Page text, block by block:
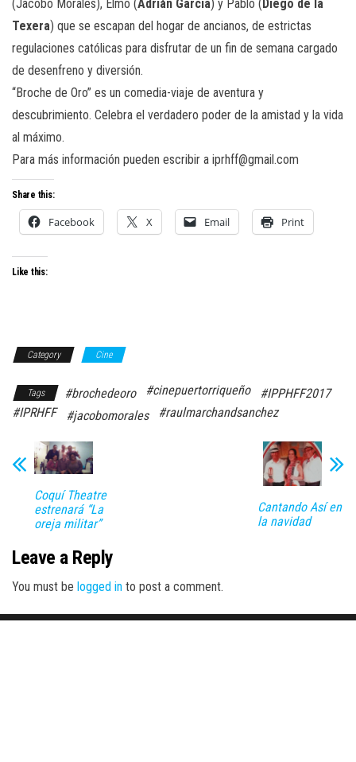
(Jacobo Morales), Elmo (Adrián García) y Pablo (Diego de la
Texera) que se escapan del hogar de ancianos, de estrictas
regulaciones católicas para disfrutar de un fin de semana cargado
de desenfreno y diversión.
“Broche de Oro” es un comedia-viaje de aventura y
descubrimiento. Celebra el verdadero poder de la amistad y la vida
al máximo.
Para más información pueden escribir a iprhff@gmail.com
Share this:
Facebook X Email Print
Like this:
Category Cine
Tags #brochedeoro #cinepuertorriqueño
#IPPHFF2017
#IPRHFF
#jacobomorales #raulmarchandsanchez
Coquí Theatre
estrenará “La
oreja militar”
Cantando Así en
la navidad
Leave a Reply
You must be logged in to post a comment.